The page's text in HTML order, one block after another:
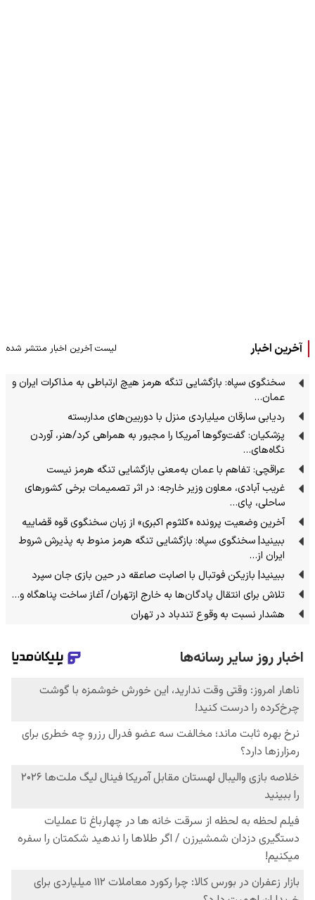
آخرین اخبار لیست آخرین اخبار منتشر شده
سخنگوی سپاه: بازگشایی تنگه هرمز هیچ ارتباطی به مذاکرات ایران و
عمان…
ردیابی سارقان میلیاردی منزل با دوربین‌های مداربسته
پزشکیان: گفت‌وگوها آمریکا را مجبور به همراهی کرد/هنر، آوردن
نگاه‌های…
عراقچی: تفاهم با عمان به‌معنی بازگشایی تنگه هرمز نیست
غریب آبادی، معاون وزیر خارجه: در اثر تصمیمات برخی کشورهای
ساحلی، پای…
آخرین وضعیت پرونده «کلثوم اکبری» از زبان سخنگوی قوه قضاییه
ببینید| سخنگوی سپاه: بازگشایی تنگه هرمز منوط به پذیرش شروط
ایران از…
ببینید| بازیکن فوتبال با اصابت صاعقه در حین بازی جان سپرد
تلاش برای انتقال پادگان‌ها به خارج ازتهران/ آغاز ساخت پناهگاه و…
هشدار نسبت به وقوع تندباد در تهران